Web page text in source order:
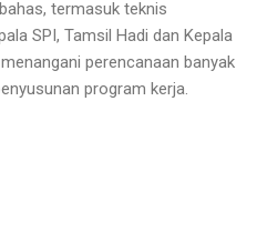
termasuk teknis
SPI, Tamsil Hadi dan Kepala
perencanaan banyak
program kerja.